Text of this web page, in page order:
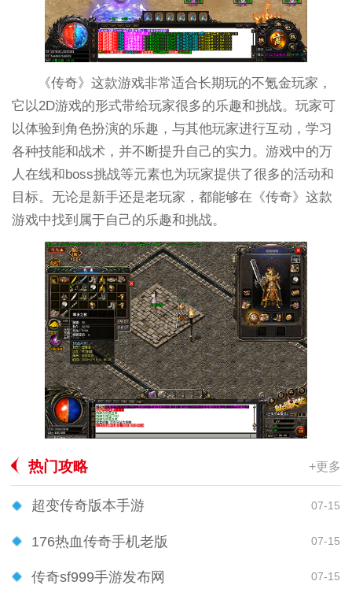
《传奇》这款游戏非常适合长期玩的不氪金玩家，
它以2D游戏的形式带给玩家很多的乐趣和挑战。玩家可
以体验到角色扮演的乐趣，与其他玩家进行互动，学习
各种技能和战术，并不断提升自己的实力。游戏中的万
人在线和boss挑战等元素也为玩家提供了很多的活动和
目标。无论是新手还是老玩家，都能够在《传奇》这款
游戏中找到属于自己的乐趣和挑战。
热门攻略 +更多
超变传奇版本手游 07-15
176热血传奇手机老版 07-15
传奇sf999手游发布网 07-15